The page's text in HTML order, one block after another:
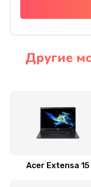
Другие
Acer Extensa 15